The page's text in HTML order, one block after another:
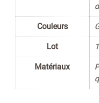
Couleurs
Lot
Matériaux